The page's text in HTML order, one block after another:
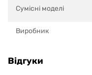
Сумісні моделi
Виробник
Відгуки